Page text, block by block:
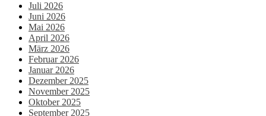
Juli 2026
Juni 2026
Mai 2026
April 2026
März 2026
Februar 2026
Januar 2026
Dezember 2025
November 2025
Oktober 2025
September 2025